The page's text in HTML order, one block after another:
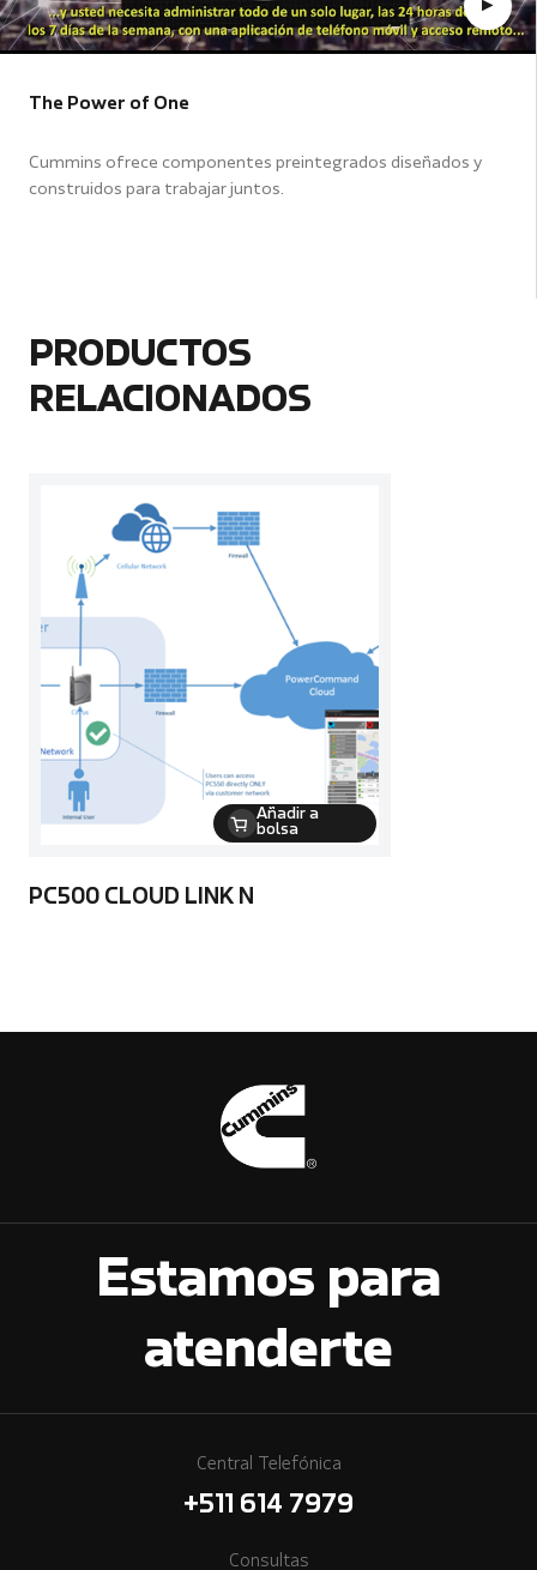
The Power of One
Cummins ofrece componentes preintegrados diseñados y
construidos para trabajar juntos.
PRODUCTOS
RELACIONADOS
Añadir a
bolsa
PC500 CLOUD LINK N
Estamos para
atenderte
Central Telefónica
+511 614 7979
Consultas